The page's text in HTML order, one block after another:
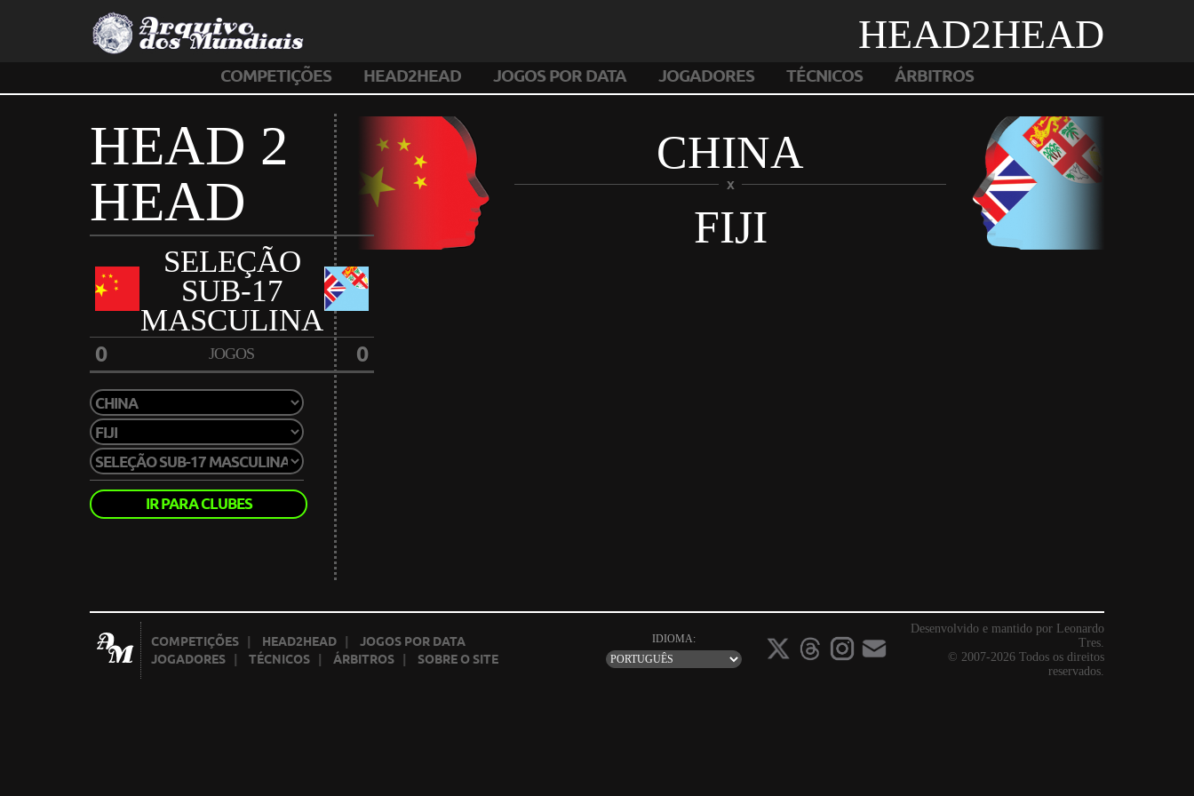
HEAD2HEAD
COMPETIÇÕES HEAD2HEAD JOGOS POR DATA JOGADORES TÉCNICOS ÁRBITROS
HEAD 2
HEAD
SELEÇÃO
SUB-17
MASCULINA
0 JOGOS 0
IR PARA CLUBES
CHINA
X
FIJI
COMPETIÇÕES HEAD2HEAD |JOGOS POR DATA
JOGADORES |TÉCNICOS |ÁRBITROS SOBRE O SITE
IDIOMA:
Desenvolvido e mantido por Leonardo
Tres.
© 2007-2026 Todos os direitos
reservados.